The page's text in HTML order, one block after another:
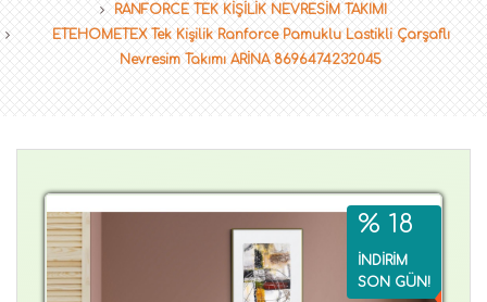
RANFORCE TEK KİŞİLİK NEVRESİM TAKIMI
ETEHOMETEX Tek Kişilik Ranforce Pamuklu Lastikli Çarşaflı
Nevresim Takımı ARİNA 8696474232045
% 18
İNDİRİM
SON GÜN!